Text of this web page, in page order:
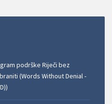
podrške Riječi bez
(Words Without Denial -